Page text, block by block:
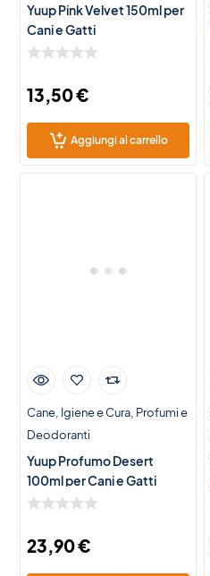
Yuup Pink Velvet 150ml per
Cani e Gatti
13,50€
Aggiungi al carrello
Cane Igiene e Cura Profumi e
Deodoranti
Yuup Profumo Desert
100ml per Cani e Gatti
23,90€